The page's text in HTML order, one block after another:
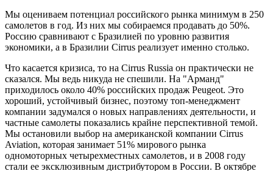
Мы оцениваем потенциал российского рынка минимум в 250
самолетов в год. Из них мы собираемся продавать до 50%.
Россию сравнивают с Бразилией по уровню развития
экономики, а в Бразилии Cirrus реализует именно столько.
Что касается кризиса, то на Cirrus Russia он практически не
сказался. Мы ведь никуда не спешили. На "Арманд"
приходилось около 40% российских продаж Peugeot. Это
хороший, устойчивый бизнес, поэтому топ-менеджмент
компании задумался о новых направлениях деятельности, и
частные самолеты показались крайне перспективной темой.
Мы остановили выбор на американской компании Cirrus
Aviation, которая занимает 51% мирового рынка
одномоторных четырехместных самолетов, и в 2008 году
стали ее эксклюзивным дистрибутором в России. В октябре